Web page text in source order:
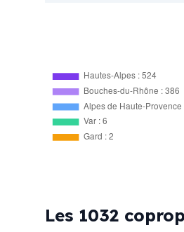
Hautes-Alpes : 524
Bouches-du-Rhône : 386
Alpes de Haute-Provence
Var : 6
Gard : 2
Les 1032